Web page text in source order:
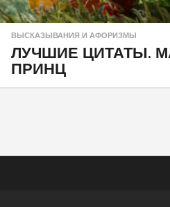
ВЫСКАЗЫВАНИЯ И АФОРИЗМЫ
ЛУЧШИЕ ЦИТАТЫ.
ПРИНЦ